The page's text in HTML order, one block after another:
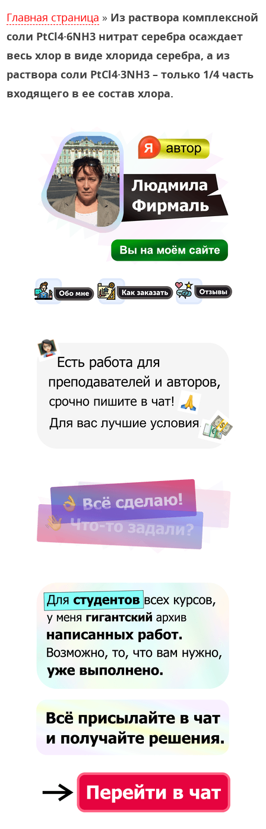
Главная страница » Из раствора комплексной
соли PtCl4·6NH3 нитрат серебра осаждает
весь хлор в виде хлорида серебра, а из
раствора соли PtCl4·3NH3 – только 1/4 часть
входящего в ее состав хлора.